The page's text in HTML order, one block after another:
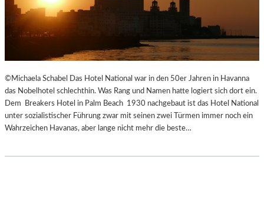
©Michaela Schabel Das Hotel National war in den 50er Jahren in Havanna
das Nobelhotel schlechthin. Was Rang und Namen hatte logiert sich dort ein.
Dem Breakers Hotel in Palm Beach 1930 nachgebaut ist das Hotel National
unter sozialistischer Führung zwar mit seinen zwei Türmen immer noch ein
Wahrzeichen Havanas, aber lange nicht mehr die beste…